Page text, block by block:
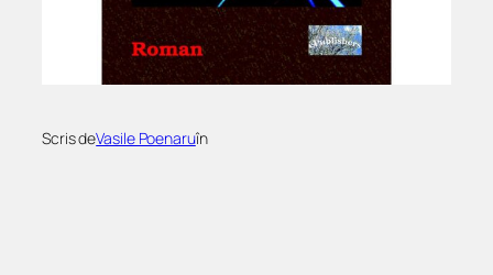
Scris deVasile Poenaruîn